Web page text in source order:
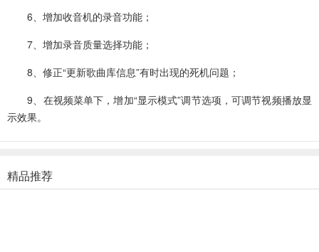
6、增加收音机的录音功能；
7、增加录音质量选择功能；
8、修正“更新歌曲库信息”有时出现的死机问题；
9、在视频菜单下，增加“显示模式”调节选项，可调节视频播放显
示效果。
精品推荐